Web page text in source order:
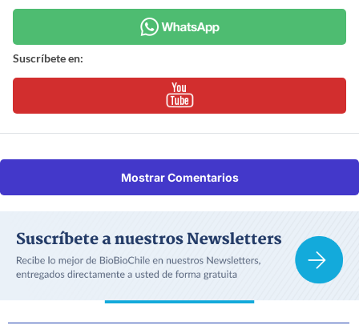
Suscríbete en:
Mostrar Comentarios